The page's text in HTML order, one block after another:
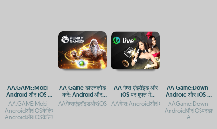
AA.GAME:Mobi -
Android और iOS के
लिए ऐप डाउनलोड करें
AA.GAME:Mobi-
AndroidऔरiOSकेलिएमोबाइलएक्सेसगाइडAA.GAME:Mobi-
AndroidऔरiOSकेलिएऐपडाउनलोडगाइ
AA Game डाउनलोड
करें: Android और
iOS के लिए मुफ्त गेमिंग
ऐप
AA गेम्स एंड्रॉइड और
iOS पर मुफ्त में
डाउनलोड करने के लिए
उपलब्ध हैं
AA Game:Down -
Android और iOS पर
मुफ्त डाउनलोड
AAGame:Down-
A